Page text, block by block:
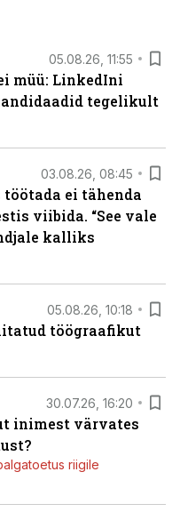
05.08.26, 11:55
müü: LinkedIni
tegelikult
03.08.26, 08:45
ei tähenda
viibida. “See vale
kalliks
05.08.26, 10:18
töögraafikut
30.07.26, 16:20
inimest värvates
riigile